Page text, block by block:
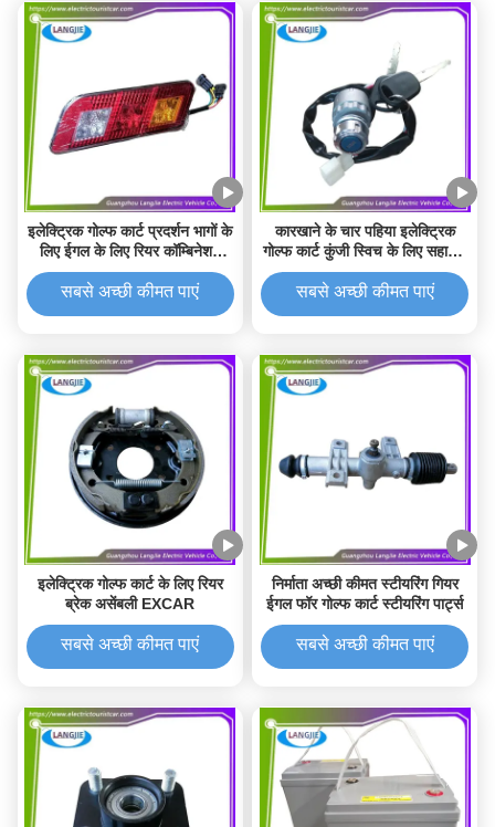
इलेक्ट्रिक गोल्फ कार्ट प्रदर्शन भागों के
लिए ईगल के लिए रियर कॉम्बिनेशन
एलईडी रोशनी
सबसे अच्छी कीमत पाएं
कारखाने के चार पहिया इलेक्ट्रिक
गोल्फ कार्ट कुंजी स्विच के लिए सहायक
उपकरण
सबसे अच्छी कीमत पाएं
इलेक्ट्रिक गोल्फ कार्ट के लिए रियर
ब्रेक असेंबली EXCAR
सबसे अच्छी कीमत पाएं
निर्माता अच्छी कीमत स्टीयरिंग गियर
ईगल फॉर गोल्फ कार्ट स्टीयरिंग पार्ट्स
सबसे अच्छी कीमत पाएं